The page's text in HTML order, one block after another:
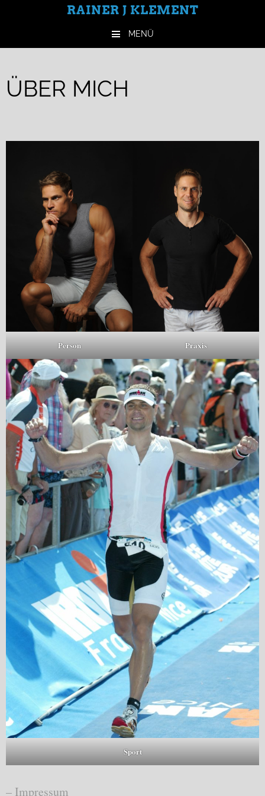
RAINER J KLEMENT
MENÜ
ÜBER MICH
Person Praxis
Sport
– Impressum